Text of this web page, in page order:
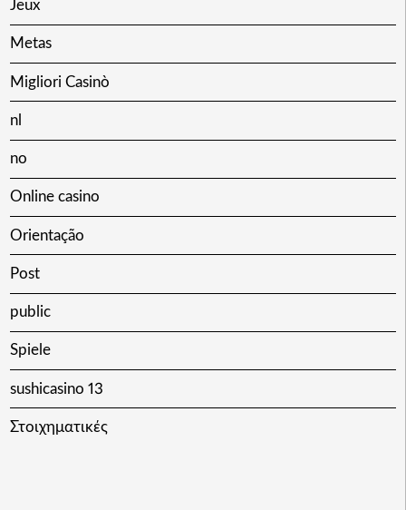
Jeux
Metas
Migliori Casinò
nl
no
Online casino
Orientação
Post
public
Spiele
sushicasino 13
Στοιχηματικές